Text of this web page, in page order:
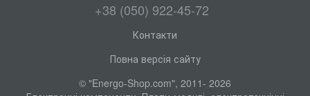
+38 (050) 922-45-72
Контакти
Повна версія сайту
© "Energo-Shop.com", 2011- 2026